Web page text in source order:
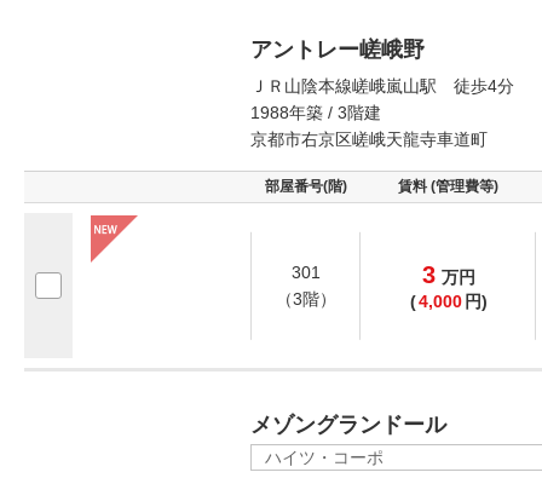
アントレー嵯峨野
ＪＲ山陰本線嵯峨嵐山駅 徒歩4分
1988年築 / 3階建
京都市右京区嵯峨天龍寺車道町
部屋番号(階) 賃料 (管理費等)
301
（3階）
3 万円
(4,000 円)
メゾングランドール
ハイツ・コーポ